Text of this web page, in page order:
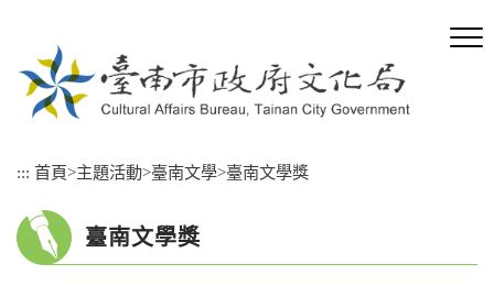
::: 首頁>主題活動>臺南文學>臺南文學獎
臺南文學獎